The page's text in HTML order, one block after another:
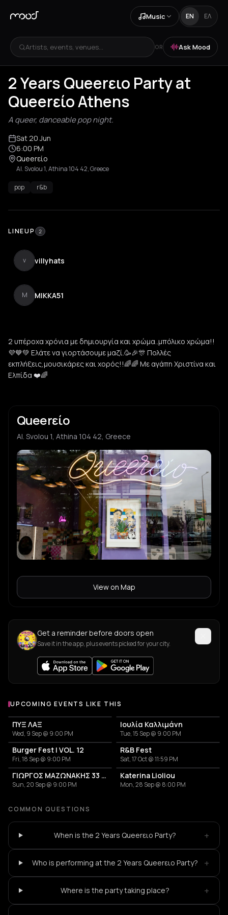
Music EN ΕΛ
Artists, events, venues... OR Ask Mood
2 Years Queerειο Party at
Queerείο Athens
A queer, danceable pop night.
Sat 20 Jun
6:00 PM
Queerείο
Al. Svolou 1, Athina 104 42, Greece
pop r&b
LINEUP 2
v villyhats
M MIKKA51
2 υπέροχα χρόνια με δημιουργία και χρώμα..μπόλικο χρώμα!!
💜💙💚 Ελάτε να γιορτάσουμε μαζί.🥳🎉🎊 Πολλές
εκπλήξεις,μουσικάρες και χορός!!🌈🌈 Με αγάπη Χριστίνα και
Ελπίδα ❤️🌈
Queerείο
Al. Svolou 1, Athina 104 42, Greece
View on Map
Get a reminder before doors open
Save it in the app, plus events picked for your city.
UPCOMING EVENTS LIKE THIS
ΠΥΞ ΛΑΞ
Wed, 9 Sep @ 9:00 PM
Ιουλία Καλλιμάνη
Tue, 15 Sep @ 9:00 PM
Burger Fest | VOL. 12
Fri, 18 Sep @ 9:00 PM
R&B Fest
Sat, 17 Oct @ 11:59 PM
ΓΙΩΡΓΟΣ ΜΑΖΩΝΑΚΗΣ 33 ΧΡΟΝΙΑ
Sun, 20 Sep @ 9:00 PM
Katerina Lioliou
Mon, 28 Sep @ 8:00 PM
COMMON QUESTIONS
When is the 2 Years Queerειο Party? +
Who is performing at the 2 Years Queerειο Party? +
Where is the party taking place? +